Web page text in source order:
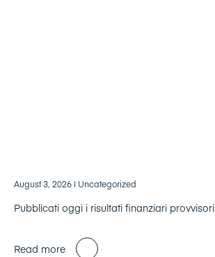
August 3, 2026 | Uncategorized
Pubblicati oggi i risultati finanziari provvisori
Read more